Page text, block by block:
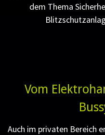
dem Thema
Vom
Auch im privaten Bereich